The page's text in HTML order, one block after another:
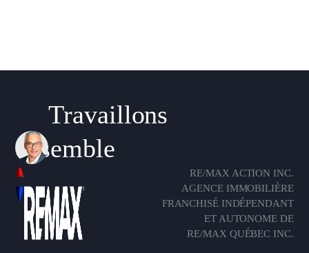
Travaillons
ensemble
RE/MAX ACTION INC.
AGENCE IMMOBILIÈRE
FRANCHISÉ INDÉPENDANT
ET AUTONOME DE
RE/MAX QUÉBEC INC.